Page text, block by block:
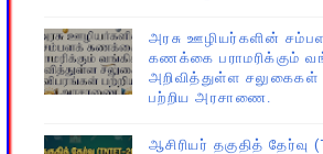
அரசு ஊழியர்களின்
கணக்கை பராமரிக்கும்
அறிவித்துள்ள சலுகைகள்
பற்றிய அரசாணை.
ஆசிரியர் தகுதித் தேர்வு